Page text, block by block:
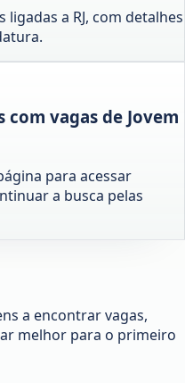
a RJ, com detalhes
vagas de Jovem
para acessar
a busca pelas
a encontrar vagas,
melhor para o primeiro